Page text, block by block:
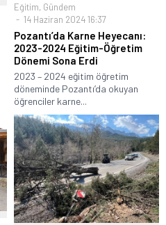
Eğitim, Gündem
14 Haziran 2024 16:37
Pozantı’da Karne Heyecanı:
2023-2024 Eğitim-Öğretim
Dönemi Sona Erdi
2023 – 2024 eğitim öğretim
döneminde Pozantı’da okuyan
öğrenciler karne...